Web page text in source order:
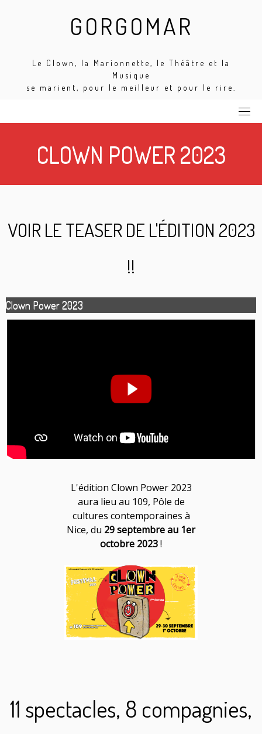
GORGOMAR
Le Clown, la Marionnette, le Théâtre et la
Musique
se marient, pour le meilleur et pour le rire.
CLOWN POWER 2023
VOIR LE TEASER DE L'ÉDITION 2023
!!
Clown Power 2023
L'édition Clown Power 2023
aura lieu au 109, Pôle de
cultures contemporaines à
Nice, du 29 septembre au 1er
octobre 2023!
11 spectacles, 8 compagnies,